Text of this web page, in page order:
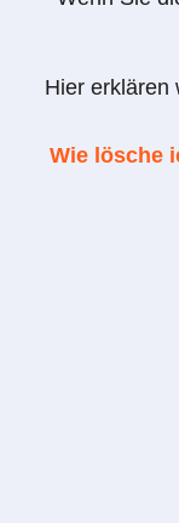
Hier erklären
Wie lösche